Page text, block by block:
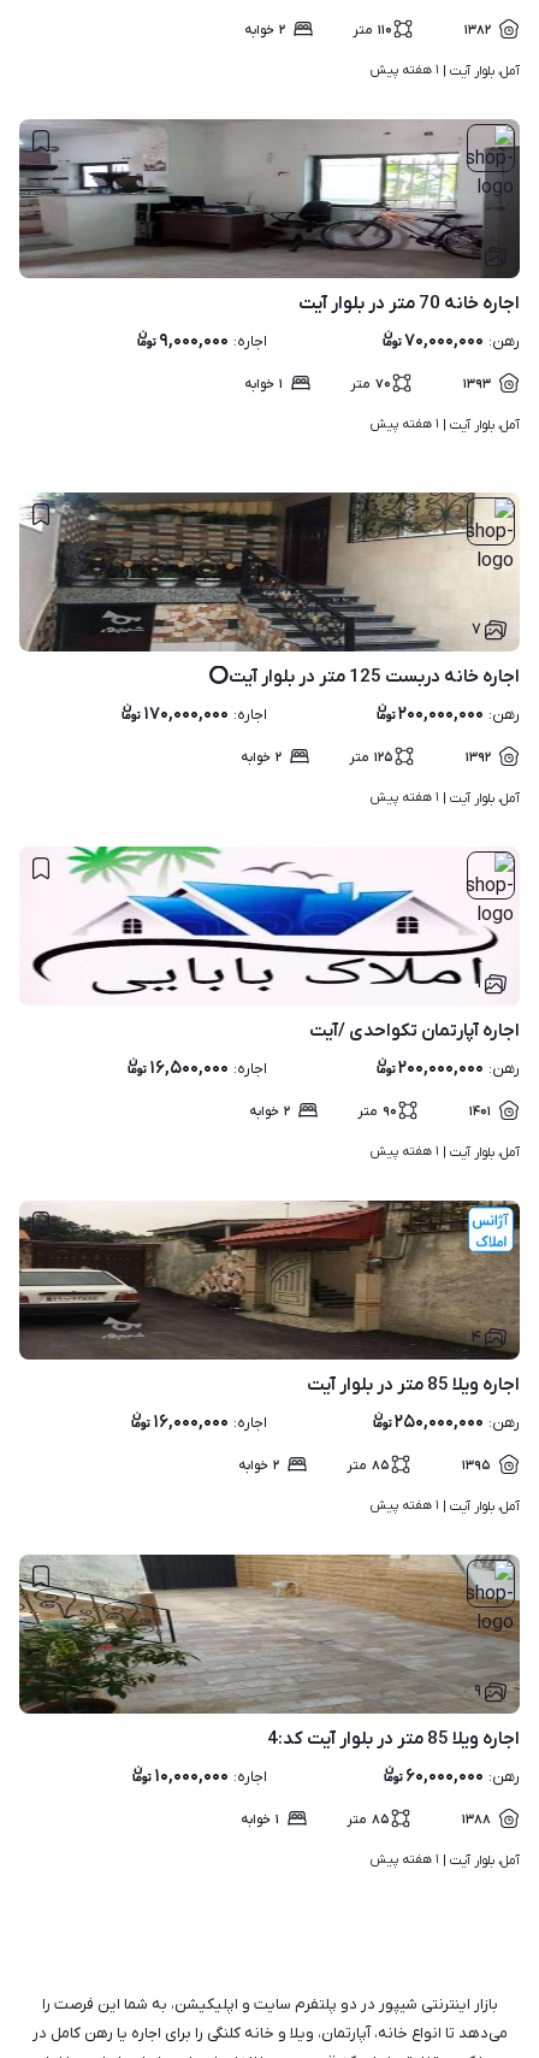
۱۳۸۲ ۱۱۰ متر ۲ خوابه
آمل، بلوار آیت | ۱ هفته پیش
۴
اجاره خانه 70 متر در بلوار آیت
رهن: ۷۰,۰۰۰,۰۰۰ اجاره: ۹,۰۰۰,۰۰۰
۱۳۹۳ ۷۰ متر ۱ خوابه
آمل، بلوار آیت | ۱ هفته پیش
۷
اجاره خانه دربست 125 متر در بلوار آیت⭕️
رهن: ۲۰۰,۰۰۰,۰۰۰ اجاره: ۱۷۰,۰۰۰,۰۰۰
۱۳۹۲ ۱۲۵ متر ۲ خوابه
آمل، بلوار آیت | ۱ هفته پیش
۱
اجاره آپارتمان تکواحدی /آیت
رهن: ۲۰۰,۰۰۰,۰۰۰ اجاره: ۱۶,۵۰۰,۰۰۰
۱۴۰۱ ۹۰ متر ۲ خوابه
آمل، بلوار آیت | ۱ هفته پیش
۴
اجاره ویلا 85 متر در بلوار آیت
رهن: ۲۵۰,۰۰۰,۰۰۰ اجاره: ۱۶,۰۰۰,۰۰۰
۱۳۹۵ ۸۵ متر ۲ خوابه
آمل، بلوار آیت | ۱ هفته پیش
۹
اجاره ویلا 85 متر در بلوار آیت کد:4
رهن: ۶۰,۰۰۰,۰۰۰ اجاره: ۱۰,۰۰۰,۰۰۰
۱۳۸۸ ۸۵ متر ۱ خوابه
آمل، بلوار آیت | ۱ هفته پیش
بازار اینترنتی شیپور در دو پلتفرم سایت و اپلیکیشن، به شما این فرصت را
می‌دهد تا انواع خانه، آپارتمان، ویلا و خانه کلنگی را برای اجاره یا رهن کامل در